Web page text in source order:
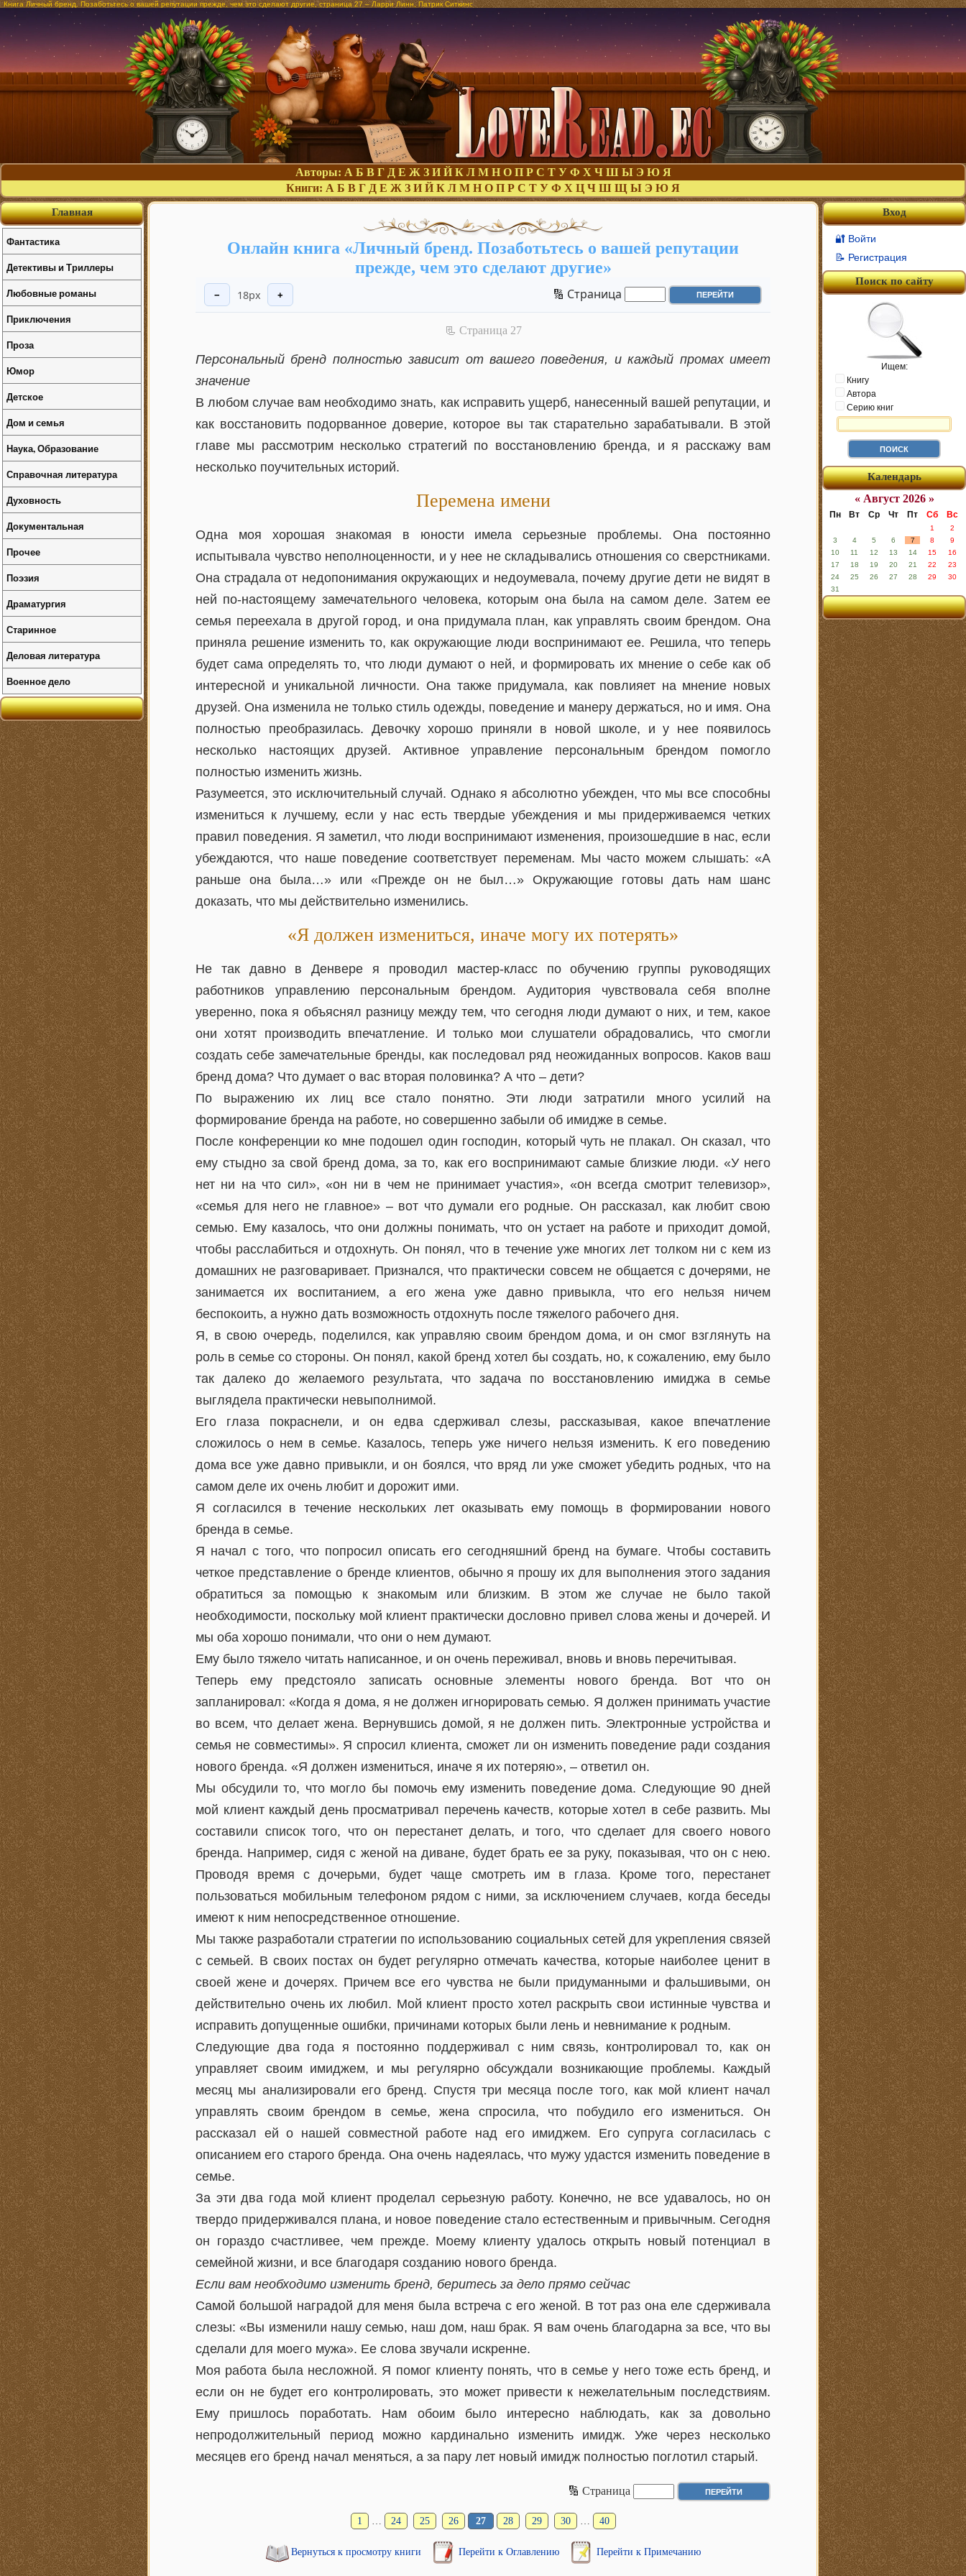
Книга Личный бренд. Позаботьтесь о вашей репутации прежде, чем это сделают другие, страница 27 – Ларри Линн, Патрик Ситкинс
Авторы: А Б В Г Д Е Ж З И Й К Л М Н О П Р С Т У Ф Х Ч Ш Ы Э Ю Я
Книги: А Б В Г Д Е Ж З И Й К Л М Н О П Р С Т У Ф Х Ц Ч Ш Щ Ы Э Ю Я
Онлайн книга «Личный бренд. Позаботьтесь о вашей репутации
прежде, чем это сделают другие»
− 18px + 🔢 Страница
📃 Cтраница 27
Персональный бренд полностью зависит от вашего поведения, и каждый промах имеет
значение
В любом случае вам необходимо знать, как исправить ущерб, нанесенный вашей репутации, и
как восстановить подорванное доверие, которое вы так старательно зарабатывали. В этой
главе мы рассмотрим несколько стратегий по восстановлению бренда, и я расскажу вам
несколько поучительных историй.
Перемена имени
Одна моя хорошая знакомая в юности имела серьезные проблемы. Она постоянно
испытывала чувство неполноценности, и у нее не складывались отношения со сверстниками.
Она страдала от недопонимания окружающих и недоумевала, почему другие дети не видят в
ней по-настоящему замечательного человека, которым она была на самом деле. Затем ее
семья переехала в другой город, и она придумала план, как управлять своим брендом. Она
приняла решение изменить то, как окружающие люди воспринимают ее. Решила, что теперь
будет сама определять то, что люди думают о ней, и формировать их мнение о себе как об
интересной и уникальной личности. Она также придумала, как повлияет на мнение новых
друзей. Она изменила не только стиль одежды, поведение и манеру держаться, но и имя. Она
полностью преобразилась. Девочку хорошо приняли в новой школе, и у нее появилось
несколько настоящих друзей. Активное управление персональным брендом помогло
полностью изменить жизнь.
Разумеется, это исключительный случай. Однако я абсолютно убежден, что мы все способны
измениться к лучшему, если у нас есть твердые убеждения и мы придерживаемся четких
правил поведения. Я заметил, что люди воспринимают изменения, произошедшие в нас, если
убеждаются, что наше поведение соответствует переменам. Мы часто можем слышать: «А
раньше она была…» или «Прежде он не был…» Окружающие готовы дать нам шанс
доказать, что мы действительно изменились.
«Я должен измениться, иначе могу их потерять»
Не так давно в Денвере я проводил мастер-класс по обучению группы руководящих
работников управлению персональным брендом. Аудитория чувствовала себя вполне
уверенно, пока я объяснял разницу между тем, что сегодня люди думают о них, и тем, какое
они хотят производить впечатление. И только мои слушатели обрадовались, что смогли
создать себе замечательные бренды, как последовал ряд неожиданных вопросов. Каков ваш
бренд дома? Что думает о вас вторая половинка? А что – дети?
По выражению их лиц все стало понятно. Эти люди затратили много усилий на
формирование бренда на работе, но совершенно забыли об имидже в семье.
После конференции ко мне подошел один господин, который чуть не плакал. Он сказал, что
ему стыдно за свой бренд дома, за то, как его воспринимают самые близкие люди. «У него
нет ни на что сил», «он ни в чем не принимает участия», «он всегда смотрит телевизор»,
«семья для него не главное» – вот что думали его родные. Он рассказал, как любит свою
семью. Ему казалось, что они должны понимать, что он устает на работе и приходит домой,
чтобы расслабиться и отдохнуть. Он понял, что в течение уже многих лет толком ни с кем из
домашних не разговаривает. Признался, что практически совсем не общается с дочерями, не
занимается их воспитанием, а его жена уже давно привыкла, что его нельзя ничем
беспокоить, а нужно дать возможность отдохнуть после тяжелого рабочего дня.
Я, в свою очередь, поделился, как управляю своим брендом дома, и он смог взглянуть на
роль в семье со стороны. Он понял, какой бренд хотел бы создать, но, к сожалению, ему было
так далеко до желаемого результата, что задача по восстановлению имиджа в семье
выглядела практически невыполнимой.
Его глаза покраснели, и он едва сдерживал слезы, рассказывая, какое впечатление
сложилось о нем в семье. Казалось, теперь уже ничего нельзя изменить. К его поведению
дома все уже давно привыкли, и он боялся, что вряд ли уже сможет убедить родных, что на
самом деле их очень любит и дорожит ими.
Я согласился в течение нескольких лет оказывать ему помощь в формировании нового
бренда в семье.
Я начал с того, что попросил описать его сегодняшний бренд на бумаге. Чтобы составить
четкое представление о бренде клиентов, обычно я прошу их для выполнения этого задания
обратиться за помощью к знакомым или близким. В этом же случае не было такой
необходимости, поскольку мой клиент практически дословно привел слова жены и дочерей. И
мы оба хорошо понимали, что они о нем думают.
Ему было тяжело читать написанное, и он очень переживал, вновь и вновь перечитывая.
Теперь ему предстояло записать основные элементы нового бренда. Вот что он
запланировал: «Когда я дома, я не должен игнорировать семью. Я должен принимать участие
во всем, что делает жена. Вернувшись домой, я не должен пить. Электронные устройства и
семья не совместимы». Я спросил клиента, сможет ли он изменить поведение ради создания
нового бренда. «Я должен измениться, иначе я их потеряю», – ответил он.
Мы обсудили то, что могло бы помочь ему изменить поведение дома. Следующие 90 дней
мой клиент каждый день просматривал перечень качеств, которые хотел в себе развить. Мы
составили список того, что он перестанет делать, и того, что сделает для своего нового
бренда. Например, сидя с женой на диване, будет брать ее за руку, показывая, что он с нею.
Проводя время с дочерьми, будет чаще смотреть им в глаза. Кроме того, перестанет
пользоваться мобильным телефоном рядом с ними, за исключением случаев, когда беседы
имеют к ним непосредственное отношение.
Мы также разработали стратегии по использованию социальных сетей для укрепления связей
с семьей. В своих постах он будет регулярно отмечать качества, которые наиболее ценит в
своей жене и дочерях. Причем все его чувства не были придуманными и фальшивыми, он
действительно очень их любил. Мой клиент просто хотел раскрыть свои истинные чувства и
исправить допущенные ошибки, причинами которых были лень и невнимание к родным.
Следующие два года я постоянно поддерживал с ним связь, контролировал то, как он
управляет своим имиджем, и мы регулярно обсуждали возникающие проблемы. Каждый
месяц мы анализировали его бренд. Спустя три месяца после того, как мой клиент начал
управлять своим брендом в семье, жена спросила, что побудило его измениться. Он
рассказал ей о нашей совместной работе над его имиджем. Его супруга согласилась с
описанием его старого бренда. Она очень надеялась, что мужу удастся изменить поведение в
семье.
За эти два года мой клиент проделал серьезную работу. Конечно, не все удавалось, но он
твердо придерживался плана, и новое поведение стало естественным и привычным. Сегодня
он гораздо счастливее, чем прежде. Моему клиенту удалось открыть новый потенциал в
семейной жизни, и все благодаря созданию нового бренда.
Если вам необходимо изменить бренд, беритесь за дело прямо сейчас
Самой большой наградой для меня была встреча с его женой. В тот раз она еле сдерживала
слезы: «Вы изменили нашу семью, наш дом, наш брак. Я вам очень благодарна за все, что вы
сделали для моего мужа». Ее слова звучали искренне.
Моя работа была несложной. Я помог клиенту понять, что в семье у него тоже есть бренд, и
если он не будет его контролировать, это может привести к нежелательным последствиям.
Ему пришлось поработать. Нам обоим было интересно наблюдать, как за довольно
непродолжительный период можно кардинально изменить имидж. Уже через несколько
месяцев его бренд начал меняться, а за пару лет новый имидж полностью поглотил старый.
🔢 Страница
1 … 24 25 26 27 28 29 30 … 40
Вернуться к просмотру книги Перейти к Оглавлению Перейти к Примечанию
Вход
🔐 Войти
📝 Регистрация
Поиск по сайту
Ищем:
Книгу
Автора
Серию книг
Календарь
« Август 2026 »
Пн Вт Ср Чт Пт Сб Вс
1
2
3
4 5 6 7 8
9
10
11 12 13 14 15
16
17
18 19 20 21 22
23
24
25 26 27 28 29
30
31
Главная
Фантастика
Детективы и Триллеры
Любовные романы
Приключения
Проза
Юмор
Детское
Дом и семья
Наука, Образование
Справочная литература
Духовность
Документальная
Прочее
Поэзия
Драматургия
Старинное
Деловая литература
Военное дело